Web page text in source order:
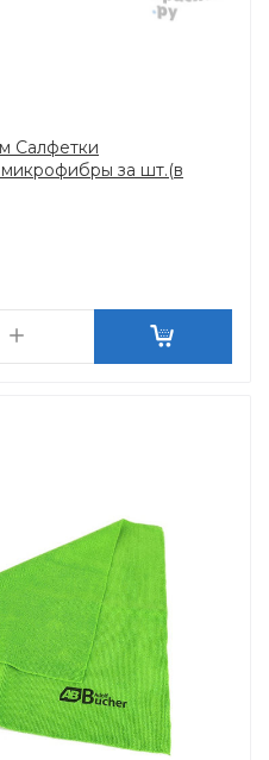
Салфетки
за шт.(в